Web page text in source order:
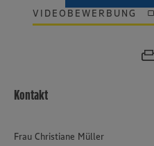
VIDEOBEWERBUNG
Kontakt
Frau Christiane Müller